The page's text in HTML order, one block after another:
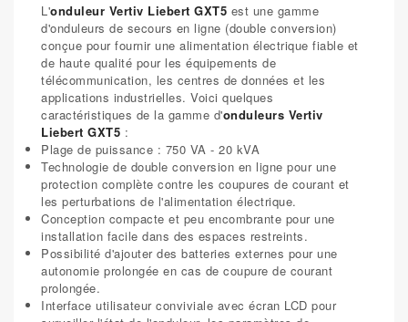
L'onduleur Vertiv Liebert GXT5 est une gamme
d'onduleurs de secours en ligne (double conversion)
conçue pour fournir une alimentation électrique fiable et
de haute qualité pour les équipements de
télécommunication, les centres de données et les
applications industrielles. Voici quelques
caractéristiques de la gamme d'onduleurs Vertiv
Liebert GXT5 :
Plage de puissance : 750 VA - 20 kVA
Technologie de double conversion en ligne pour une
protection complète contre les coupures de courant et
les perturbations de l'alimentation électrique.
Conception compacte et peu encombrante pour une
installation facile dans des espaces restreints.
Possibilité d'ajouter des batteries externes pour une
autonomie prolongée en cas de coupure de courant
prolongée.
Interface utilisateur conviviale avec écran LCD pour